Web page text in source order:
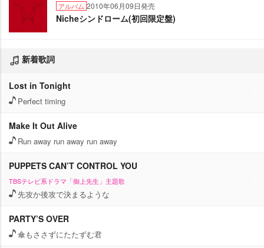
アルバム 2010年06月09日発売
Nicheシンドローム(初回限定盤)
新着歌詞
Lost in Tonight
Perfect timing
Make It Out Alive
Run away run away run away
PUPPETS CAN’T CONTROL YOU
TBSテレビ系ドラマ「御上先生」主題歌
先攻か後攻で決まるような
PARTY’S OVER
傘もささずにたたずむ君